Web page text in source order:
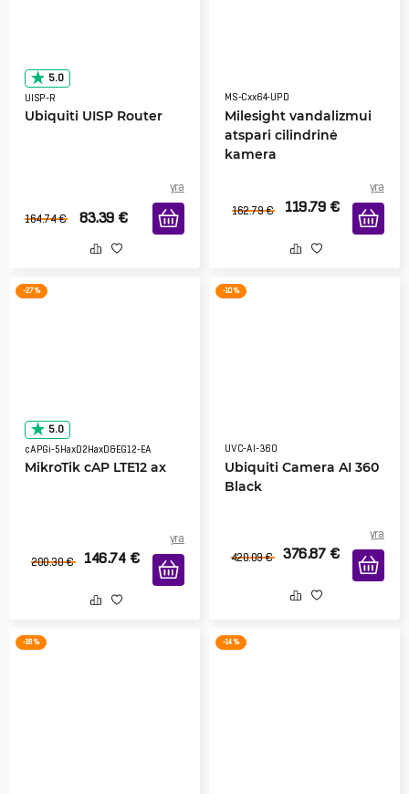
5.0
UISP-R
Ubiquiti UISP Router
yra
164.74 € 83.39 €
MS-Cxx64-UPD
Milesight vandalizmui
atspari cilindrinė
kamera
yra
162.79 € 119.79 €
-27 %
5.0
cAPGi-5HaxD2HaxD&EG12-EA
MikroTik cAP LTE12 ax
yra
200.30 € 146.74 €
-10 %
UVC-AI-360
Ubiquiti Camera AI 360
Black
yra
420.09 € 376.87 €
-16 % -14 %